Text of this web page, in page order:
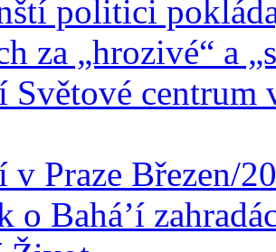
politici
za „hrozivé“ a
Světové
v Praze Březen/
o Bahá’í